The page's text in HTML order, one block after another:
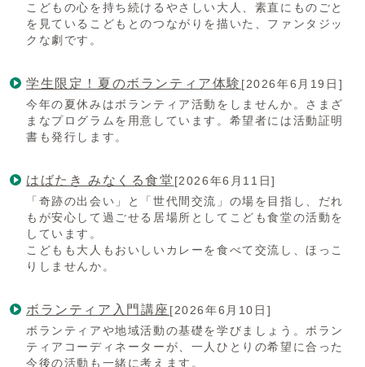
こどもの心を持ち続けるやさしい大人、素直にものごと
を見ているこどもとのつながりを描いた、ファンタジッ
クな劇です。
学生限定！夏のボランティア体験 [2026年6月19日]
今年の夏休みはボランティア活動をしませんか。さまざ
まなプログラムを用意しています。希望者には活動証明
書も発行します。
はばたき みなくる食堂 [2026年6月11日]
「奇跡の出会い」と「世代間交流」の場を目指し、だれ
もが安心して過ごせる居場所としてこども食堂の活動を
しています。
こどもも大人もおいしいカレーを食べて交流し、ほっこ
りしませんか。
ボランティア入門講座 [2026年6月10日]
ボランティアや地域活動の基礎を学びましょう。ボラン
ティアコーディネーターが、一人ひとりの希望に合った
今後の活動も一緒に考えます。